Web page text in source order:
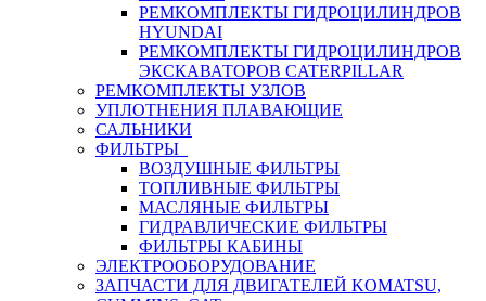
РЕМКОМПЛЕКТЫ ГИДРОЦИЛИНДРОВ
HYUNDAI
РЕМКОМПЛЕКТЫ ГИДРОЦИЛИНДРОВ
ЭКСКАВАТОРОВ CATERPILLAR
РЕМКОМПЛЕКТЫ УЗЛОВ
УПЛОТНЕНИЯ ПЛАВАЮЩИЕ
САЛЬНИКИ
ФИЛЬТРЫ
ВОЗДУШНЫЕ ФИЛЬТРЫ
ТОПЛИВНЫЕ ФИЛЬТРЫ
МАСЛЯНЫЕ ФИЛЬТРЫ
ГИДРАВЛИЧЕСКИЕ ФИЛЬТРЫ
ФИЛЬТРЫ КАБИНЫ
ЭЛЕКТРООБОРУДОВАНИЕ
ЗАПЧАСТИ ДЛЯ ДВИГАТЕЛЕЙ KOMATSU,